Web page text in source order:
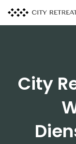
City